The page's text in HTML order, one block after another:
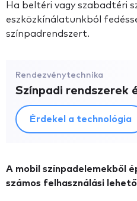
Ha beltéri vagy szabadtéri
eszközkínálatunkból
színpadrendszert.
Rendezvénytechnika
Színpadi rendszerek
Érdekel a technológia
A mobil színpadelemekből
számos felhasználási